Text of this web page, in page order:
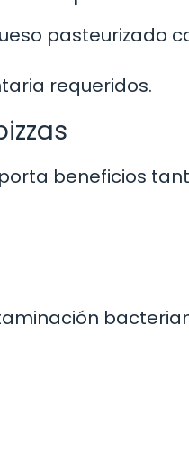
pasteurizado
requeridos.
beneficios